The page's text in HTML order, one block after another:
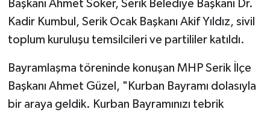
Başkanı Ahmet Söker, Serik Belediye Başkanı Dr.
Kadir Kumbul, Serik Ocak Başkanı Akif Yıldız, sivil
toplum kuruluşu temsilcileri ve partililer katıldı.
Bayramlaşma töreninde konuşan MHP Serik İlçe
Başkanı Ahmet Güzel, "Kurban Bayramı dolasıyla
bir araya geldik. Kurban Bayramınızı tebrik
MAGAZİN